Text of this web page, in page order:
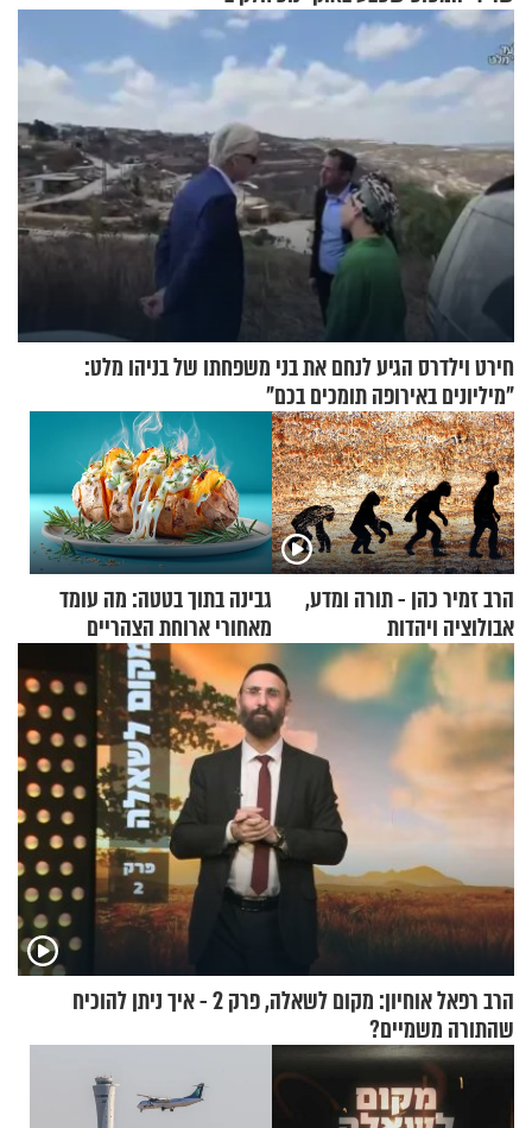
עם עשרות נוסעים
חירט וילדרס הגיע לנחם את בני משפחתו של בניהו מלט:
"מיליונים באירופה תומכים בכם"
הרב זמיר כהן - תורה ומדע,
אבולוציה ויהדות
גבינה בתוך בטטה: מה עומד
מאחורי ארוחת הצהריים
שכבשה את הרשת?
הרב רפאל אוחיון: מקום לשאלה, פרק 2 - איך ניתן להוכיח
שהתורה משמיים?